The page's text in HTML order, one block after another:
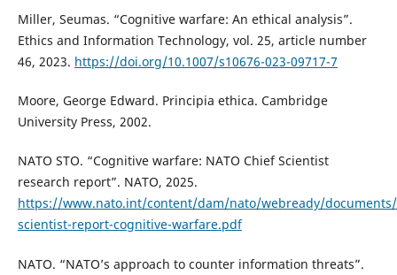
Miller, Seumas. “Cognitive warfare: An ethical analysis”.
Ethics and Information Technology, vol. 25, article number
46, 2023. https://doi.org/10.1007/s10676-023-09717-7
Moore, George Edward. Principia ethica. Cambridge
University Press, 2002.
NATO STO. “Cognitive warfare: NATO Chief Scientist
research report”. NATO, 2025.
https://www.nato.int/content/dam/nato/webready/
scientist-report-cognitive-warfare.pdf
NATO. “NATO’s approach to counter information threats”.